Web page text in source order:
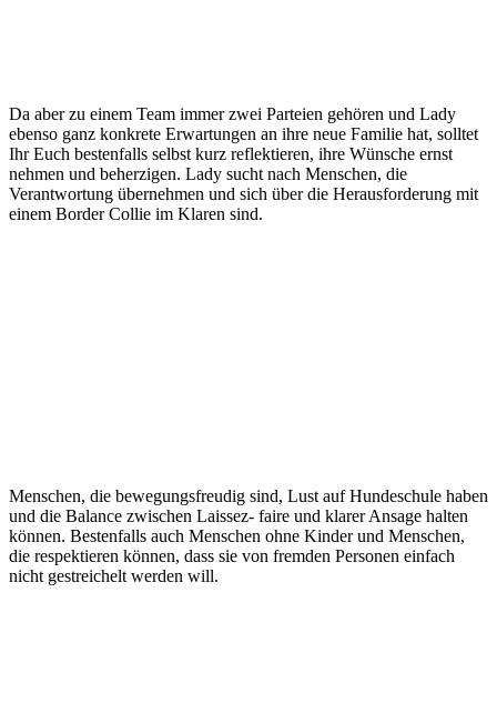
Da aber zu einem Team immer zwei Parteien gehören und Lady
ebenso ganz konkrete Erwartungen an ihre neue Familie hat, solltet
Ihr Euch bestenfalls selbst kurz reflektieren, ihre Wünsche ernst
nehmen und beherzigen. Lady sucht nach Menschen, die
Verantwortung übernehmen und sich über die Herausforderung mit
einem Border Collie im Klaren sind.
Menschen, die bewegungsfreudig sind, Lust auf Hundeschule haben
und die Balance zwischen Laissez- faire und klarer Ansage halten
können. Bestenfalls auch Menschen ohne Kinder und Menschen,
die respektieren können, dass sie von fremden Personen einfach
nicht gestreichelt werden will.